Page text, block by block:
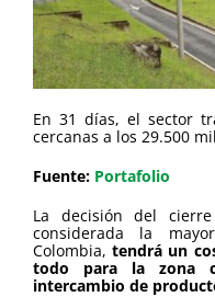
En 31 días, el sector
cercanas a los 29.500
Fuente: Portafolio
La decisión del
considerada la
Colombia,tendrá un
todo para la zona
intercambio de